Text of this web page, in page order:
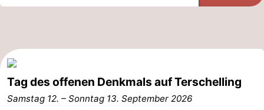
-
Schiermonnikoog
-
Tag des offenen Denkmals auf Terschelling
Samstag 12. – Sonntag 13. September 2026